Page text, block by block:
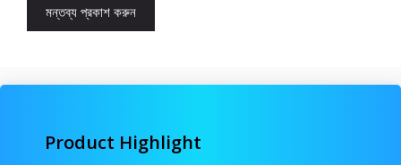
Product Highlight